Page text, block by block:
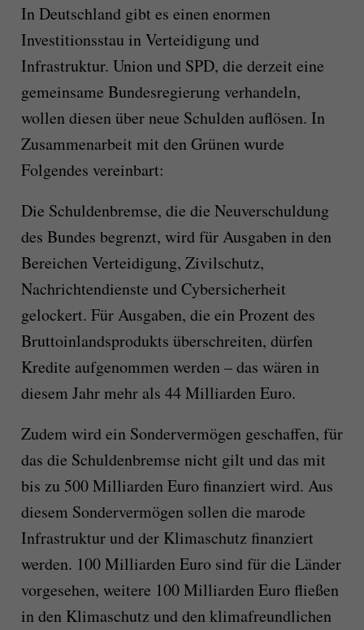
In Deutschland gibt es einen enormen
Investitionsstau in Verteidigung und
Infrastruktur. Union und SPD, die derzeit eine
gemeinsame Bundesregierung verhandeln,
wollen diesen über neue Schulden auflösen. In
Zusammenarbeit mit den Grünen wurde
Folgendes vereinbart:
Die Schuldenbremse, die die Neuverschuldung
des Bundes begrenzt, wird für Ausgaben in den
Bereichen Verteidigung, Zivilschutz,
Nachrichtendienste und Cybersicherheit
gelockert. Für Ausgaben, die ein Prozent des
Bruttoinlandsprodukts überschreiten, dürfen
Kredite aufgenommen werden – das wären in
diesem Jahr mehr als 44 Milliarden Euro.
Zudem wird ein Sondervermögen geschaffen, für
das die Schuldenbremse nicht gilt und das mit
bis zu 500 Milliarden Euro finanziert wird. Aus
diesem Sondervermögen sollen die marode
Infrastruktur und der Klimaschutz finanziert
werden. 100 Milliarden Euro sind für die Länder
vorgesehen, weitere 100 Milliarden Euro fließen
in den Klimaschutz und den klimafreundlichen